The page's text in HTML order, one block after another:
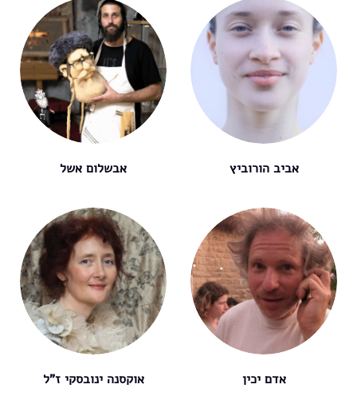
אביב הורוביץ אבשלום אשל
אדם יכין אוקסנה ינובסקי ז"ל